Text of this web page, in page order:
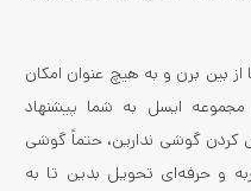
بین برن و به هیچ عنوان امکان
ایسل به شما پیشنهاد
کردن گوشی ندارین، حتماً گوشی
و حرفه‌ای تحویل بدین تا به